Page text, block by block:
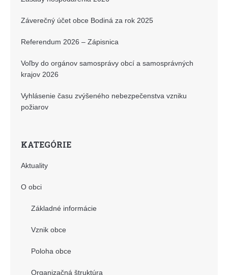
Záverečný účet obce Bodiná za rok 2025
Referendum 2026 – Zápisnica
Voľby do orgánov samosprávy obcí a samosprávných
krajov 2026
Vyhlásenie času zvýšeného nebezpečenstva vzniku
požiarov
KATEGÓRIE
Aktuality
O obci
Základné informácie
Vznik obce
Poloha obce
Organizačná štruktúra